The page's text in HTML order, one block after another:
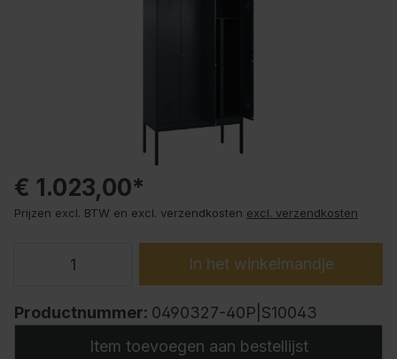
€ 1.023,00*
Prijzen excl. BTW en excl. verzendkosten excl. verzendkosten
In het winkelmandje
Productnummer: 0490327-40P|S10043
Item toevoegen aan bestellijst